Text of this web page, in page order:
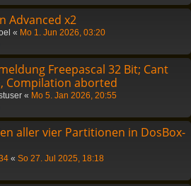
Advanced x2
« Mo 1. Jun 2026, 03:20
Freepascal 32 Bit; Cant
Compilation aborted
« Mo 5. Jan 2026, 20:55
aller vier Partitionen in DosBox-
« So 27. Jul 2025, 18:18